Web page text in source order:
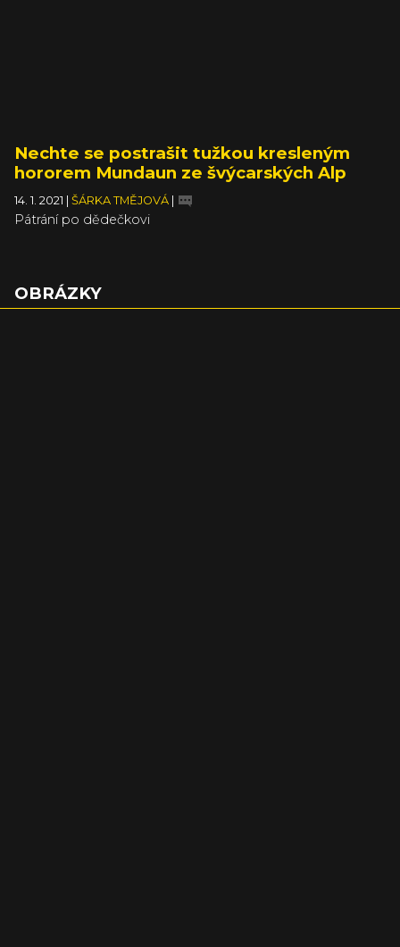
Nechte se postrašit tužkou kresleným
hororem Mundaun ze švýcarských Alp
14. 1. 2021 | ŠÁRKA TMĚJOVÁ |
Pátrání po dědečkovi
OBRÁZKY